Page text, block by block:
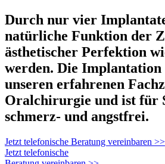
Durch nur vier
natürliche Funktion der
ästhetischer Perfektion
werden. Die
unseren erfahrenen
Oralchirurgie und ist für
schmerz- und angstfrei.
Jetzt telefonische Beratung vereinbaren >>
Jetzt telefonische